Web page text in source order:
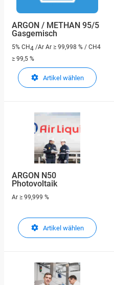
ARGON / METHAN 95/5
Gasgemisch
5% CH4 /Ar Ar ≥ 99,998 % / CH4
≥ 99,5 %
Artikel wählen
ARGON N50
Photovoltaik
Ar ≥ 99,999 %
Artikel wählen